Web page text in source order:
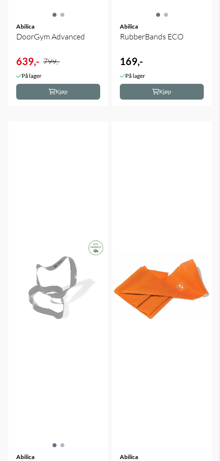
Abilica
DoorGym Advanced
639,- 799,-
På lager
Kjøp
Abilica
RubberBands ECO
169,-
På lager
Kjøp
Abilica Abilica